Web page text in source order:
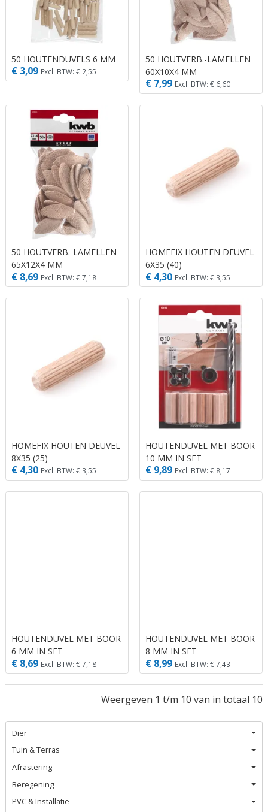
Dier
Tuin & Terras
Afrastering
Beregening
PVC & Installatie
50 HOUTENDUVELS 6 MM
€ 3,09 Excl. BTW: € 2,55
50 HOUTVERB.-LAMELLEN
60X10X4 MM
€ 7,99 Excl. BTW: € 6,60
50 HOUTVERB.-LAMELLEN
65X12X4 MM
€ 8,69 Excl. BTW: € 7,18
HOMEFIX HOUTEN DEUVEL
6X35 (40)
€ 4,30 Excl. BTW: € 3,55
HOMEFIX HOUTEN DEUVEL
8X35 (25)
€ 4,30 Excl. BTW: € 3,55
HOUTENDUVEL MET BOOR
10 MM IN SET
€ 9,89 Excl. BTW: € 8,17
HOUTENDUVEL MET BOOR
6 MM IN SET
€ 8,69 Excl. BTW: € 7,18
HOUTENDUVEL MET BOOR
8 MM IN SET
€ 8,99 Excl. BTW: € 7,43
Weergeven 1 t/m 10 van in totaal 10